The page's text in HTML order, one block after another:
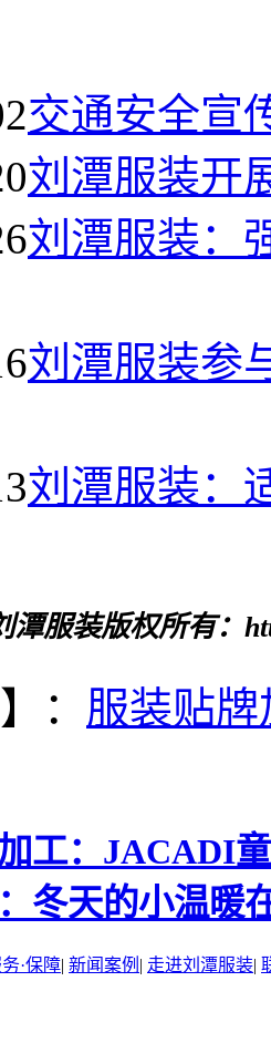
交通安全宣
刘潭服装开
刘潭服装：
刘潭服装参
刘潭服装：
潭服装版权所有：
： 服装贴牌
工：JACADI
冬天的小温
·保障| 新闻案例 | 走进刘潭服装|